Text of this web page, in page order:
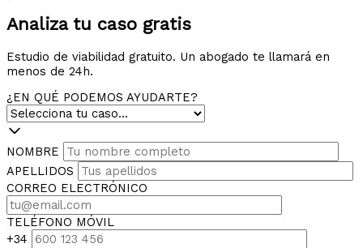
Analiza tu caso gratis
Estudio de viabilidad gratuito. Un abogado te llamará en
menos de 24h.
¿EN QUÉ PODEMOS AYUDARTE?
NOMBRE
APELLIDOS
CORREO ELECTRÓNICO
TELÉFONO MÓVIL
+34